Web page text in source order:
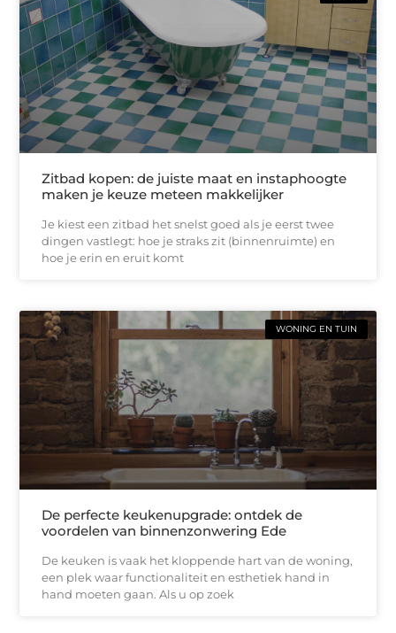
Zitbad kopen: de juiste maat en instaphoogte
maken je keuze meteen makkelijker
Je kiest een zitbad het snelst goed als je eerst twee
dingen vastlegt: hoe je straks zit (binnenruimte) en
hoe je erin en eruit komt
WONING EN TUIN
De perfecte keukenupgrade: ontdek de
voordelen van binnenzonwering Ede
De keuken is vaak het kloppende hart van de woning,
een plek waar functionaliteit en esthetiek hand in
hand moeten gaan. Als u op zoek